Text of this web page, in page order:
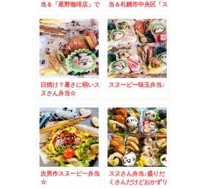
当＆「星野珈琲店」で
ング」(*´艸`*)
当＆札幌市中央区「ス
日焼け？暑さに弱いス
ヌさん弁当☆
スヌーピー味玉弁当♪
次男作スヌーピー弁当
☆
スヌさん弁当♪盛りだ
くさんだけどおかずリ